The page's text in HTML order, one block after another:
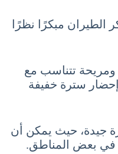
الطيران مبكرًا نظرًا
ومريحة تتناسب مع
سترة خفيفة
جيدة، حيث يمكن أن
في بعض المناطق.